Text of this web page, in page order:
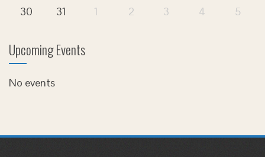
30
31 1 2 3 4 5
Upcoming Events
No events